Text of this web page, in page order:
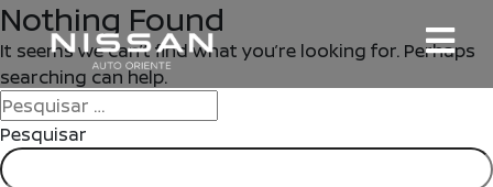
Skip
to
content
Nothing Found
It seems we can’t find what you’re looking for. Perhaps
searching can help.
Pesquisar
por:
Pesquisar